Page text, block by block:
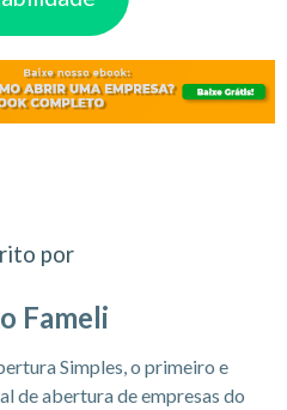
por
Fameli
Simples, o primeiro e
de abertura de empresas do